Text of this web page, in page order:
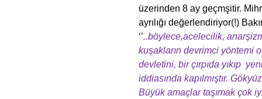
üzerinden 8 ay geçmşitir.
ayrılığı değerlendiriyor(!)
‘’..böylece,acelecilik,
kuşakların devrimci yöntemi
devletini, bir çırpıda yıkıp
iddiasında kapılmıştır.
Büyük amaçlar taşımak çok